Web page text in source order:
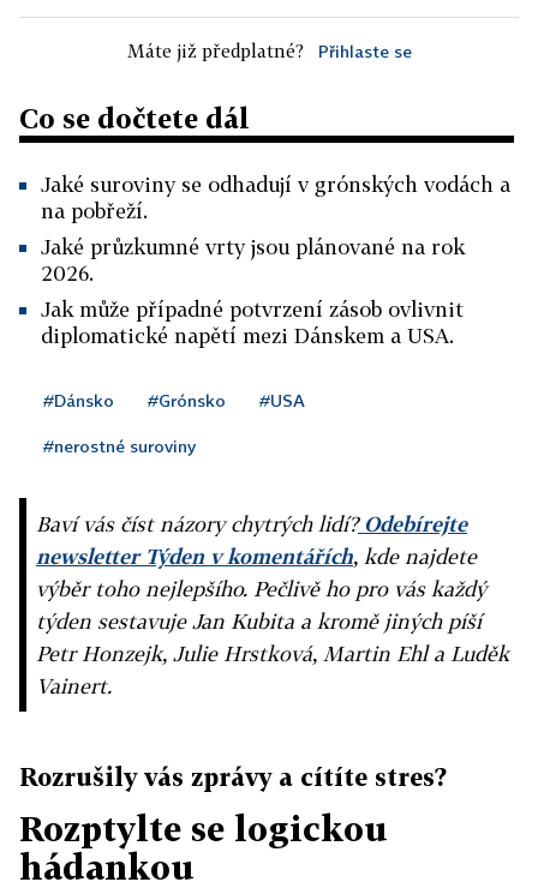
Máte již předplatné? Přihlaste se
Co se dočtete dál
Jaké suroviny se odhadují v grónských vodách a
na pobřeží.
Jaké průzkumné vrty jsou plánované na rok
2026.
Jak může případné potvrzení zásob ovlivnit
diplomatické napětí mezi Dánskem a USA.
#Dánsko #Grónsko #USA
#nerostné suroviny
Baví vás číst názory chytrých lidí?Odebírejte
newsletter Týden v komentářích, kde najdete
výběr toho nejlepšího. Pečlivě ho pro vás každý
týden sestavuje Jan Kubita a kromě jiných píší
Petr Honzejk, Julie Hrstková, Martin Ehl a Luděk
Vainert.
Rozrušily vás zprávy a cítíte stres?
Rozptylte se logickou
hádankou